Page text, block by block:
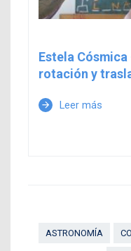
Estela
rotación y
arrow_forward Leer más
ASTRONOMÍA